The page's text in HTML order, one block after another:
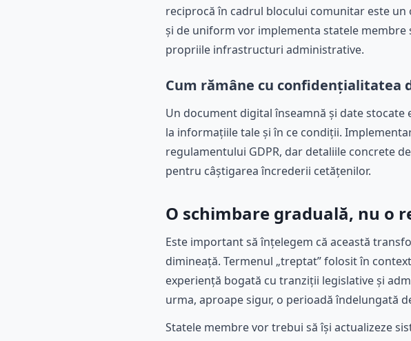
reciprocă în cadrul blocului comunitar este
și de uniform vor implementa statele
propriile infrastructuri administrative.
Cum rămâne cu confidențialitatea
Un document digital înseamnă și date
la informațiile tale și în ce condiții.
regulamentului GDPR, dar detaliile concrete
pentru câștigarea încrederii cetățenilor.
O schimbare graduală, nu o
Este important să înțelegem că această
dimineață. Termenul „treptat” folosit în
experiență bogată cu tranziții legislative și
urma, aproape sigur, o perioadă îndelungată
Statele membre vor trebui să își actualizeze